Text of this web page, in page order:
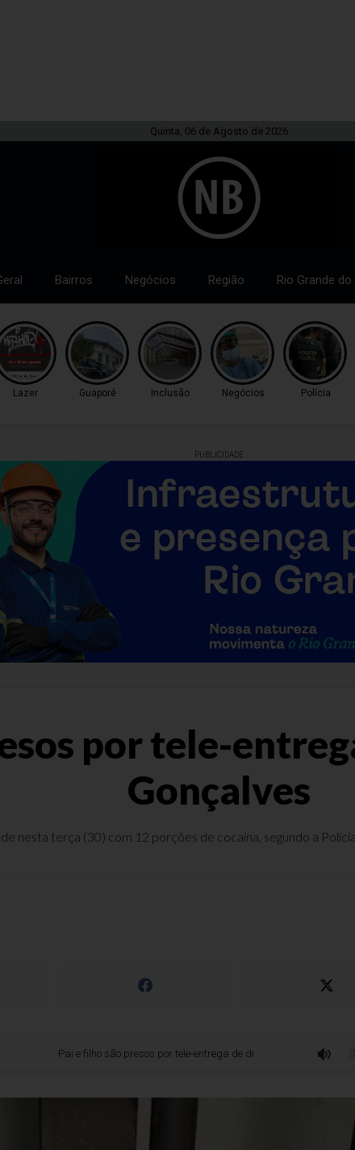
Quinta, 06 de Agosto de 2026
Bairros Negócios Região Rio Grande do
Lazer Guaporé Inclusão Negócios Polícia
PUBLICIDADE
por tele-
Gonçalves
nesta terça (30) com 12 porções de cocaína, segundo a
Pai e filho são presos por tele-entrega de drogas em Bento Gonçalves